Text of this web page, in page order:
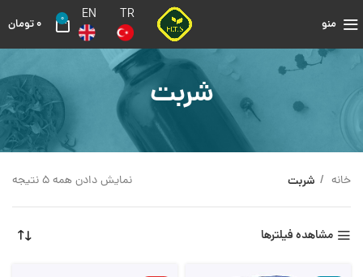
منو
TR
EN
0
0تومان
شربت
خانه شربت نمایش دادن همه 5 نتیجه
مشاهده فیلترها